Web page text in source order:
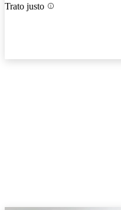
Trato justo